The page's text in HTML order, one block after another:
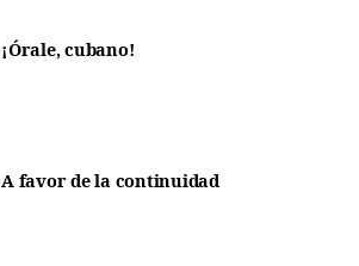
¡Órale, cubano!
A favor de la continuidad